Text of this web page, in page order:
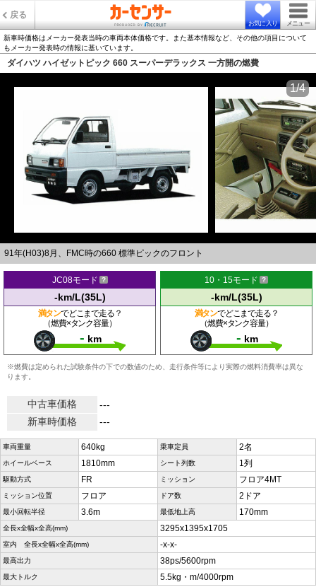
戻る
お気に入り メニュー
新車時価格はメーカー発表当時の車両本体価格です。また基本情報など、その他の項目について
もメーカー発表時の情報に基いています。
ダイハツ ハイゼットピック 660 スーパーデラックス 一方開の燃費
91年(H03)8月、FMC時の660 標準ピックのフロント
1/4
JC08モード
-km/L(35L)
満タンでどこまで走る？
（燃費×タンク容量）
- km
10・15モード
-km/L(35L)
満タンでどこまで走る？
（燃費×タンク容量）
- km
※燃費は定められた試験条件の下での数値のため、走行条件等により実際の燃料消費率は異な
ります。
中古車価格
---
新車時価格
---
車両重量 640kg 乗車定員 2名
ホイールベース 1810mm シート列数 1列
駆動方式 FR ミッション フロア4MT
ミッション位置 フロア ドア数 2ドア
最小回転半径 3.6m 最低地上高 170mm
全長x全幅x全高(mm) 3295x1395x1705
室内 全長x全幅x全高(mm) -x-x-
最高出力 38ps/5600rpm
最大トルク 5.5kg・m/4000rpm